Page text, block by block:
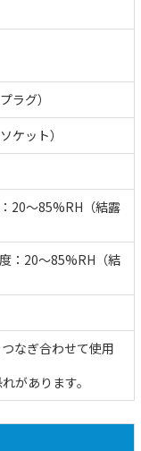
ラグ）
ケット）
20～85%RH（結露
：20～85%RH（結
なぎ合わせて使用
があります。